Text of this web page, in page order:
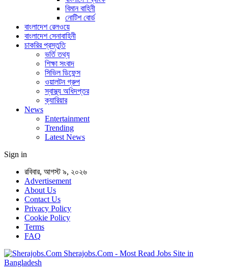
বিমান বাহিনী
নোটিশ বোর্ড
বাংলাদেশ রেলওয়ে
বাংলাদেশ সেনাবাহিনী
চাকরির প্রস্তুতি
ভর্তি তথ্য
শিক্ষা সংবাদ
সিভিল ডিফেন্স
ওয়ালটন গ্রুপ
স্বাস্থ্য অধিদপ্তর
ক্যারিয়ার
News
Entertainment
Trending
Latest News
Sign in
রবিবার, আগস্ট ৯, ২০২৬
Advertisement
About Us
Contact Us
Privacy Policy
Cookie Policy
Terms
FAQ
Sherajobs.Com - Most Read Jobs Site in
Bangladesh